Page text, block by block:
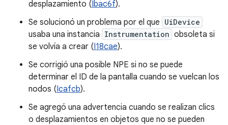
desplazamiento (Ibac6f).
Se solucionó un problema por el que UiDevice
usaba una instancia Instrumentation obsoleta si
se volvía a crear (I18cae).
Se corrigió una posible NPE si no se puede
determinar el ID de la pantalla cuando se vuelcan los
nodos (Icafcb).
Se agregó una advertencia cuando se realizan clics
o desplazamientos en objetos que no se pueden